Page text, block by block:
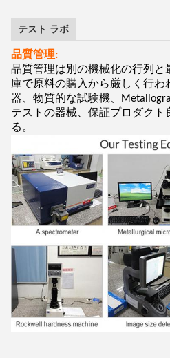
テスト ラボ
品質管理:
品質管理は別の機械化の行列と
庫で原料の購入から厳しく行わ
器、物質的な試験機、
テストの器械、保証プロダクト
る。